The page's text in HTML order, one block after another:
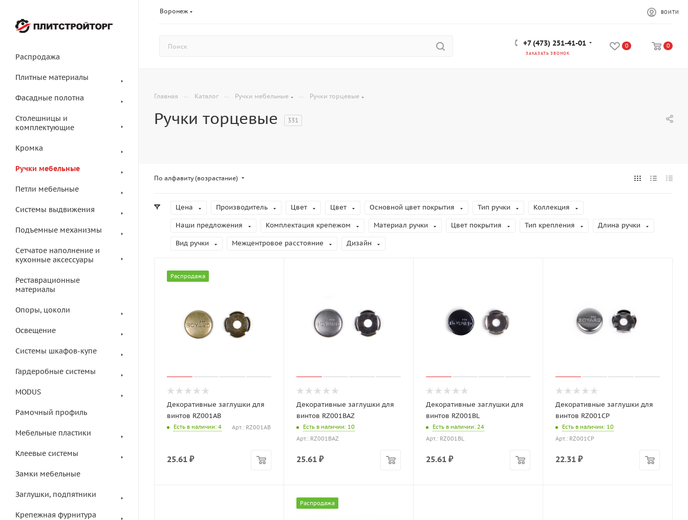
Воронеж ВОЙТИ
+7 (473) 251-41-01
ЗАКАЗАТЬ ЗВОНОК
0 0
Распродажа
Плитные материалы
Фасадные полотна
Столешницы и
комплектующие
Кромка
Ручки мебельные
Петли мебельные
Системы выдвижения
Подъемные механизмы
Сетчатое наполнение и
кухонные аксессуары
Реставрационные
материалы
Опоры, цоколи
Освещение
Системы шкафов-купе
Гардеробные системы
MODUS
Рамочный профиль
Мебельные пластики
Клеевые системы
Замки мебельные
Заглушки, подпятники
Крепежная фурнитура
Главная — Каталог — Ручки мебельные — Ручки торцевые
Ручки торцевые 331
По алфавиту (возрастание)
Цена Производитель Цвет Цвет Основной цвет покрытия Тип ручки Коллекция
Наши предложения Комплектация крепежом Материал ручки Цвет покрытия Тип крепления Длина ручки
Вид ручки Межцентровое расстояние Дизайн
Распродажа
Декоративные заглушки для
винтов RZ001AB
Есть в наличии: 4 Арт.: RZ001AB
25.61 ₽
Декоративные заглушки для
винтов RZ001BAZ
Есть в наличии: 10
Арт.: RZ001BAZ
25.61 ₽
Декоративные заглушки для
винтов RZ001BL
Есть в наличии: 24
Арт.: RZ001BL
25.61 ₽
Декоративные заглушки для
винтов RZ001CP
Есть в наличии: 10
Арт.: RZ001CP
22.31 ₽
Распродажа